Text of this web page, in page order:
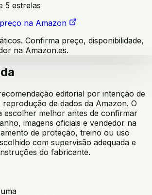
5 estrelas
na Amazon
Confirma preço, disponibilidade,
na Amazon.es.
editorial por intenção de
de dados da Amazon. O
escolher melhor antes de confirmar
imagens oficiais e vendedor na
de proteção, treino ou uso
com supervisão adequada e
do fabricante.